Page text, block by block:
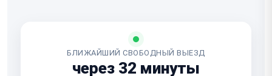
БЛИЖАЙШИЙ СВОБОДНЫЙ ВЫЕЗД
через 32 минуты